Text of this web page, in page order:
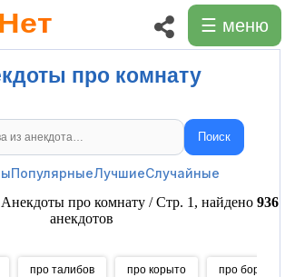
☰ меню
про комнату
Поиск анекдотов Поиск
ПопулярныеЛучшиеСлучайные
про комнату / Стр. 1, найдено 936
анекдотов
про талибов про корыто про